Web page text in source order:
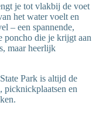
je tot vlakbij de voet
het water voelt en
– een spannende,
poncho die je krijgt aan
maar heerlijk
Park is altijd de
picknickplaatsen en